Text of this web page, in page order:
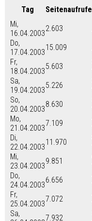
Tag Seitenaufrufe
Mi,
16.04.2003
2.603
Do,
17.04.2003
15.009
Fr,
18.04.2003
5.603
Sa,
19.04.2003
5.226
So,
20.04.2003
8.630
Mo,
21.04.2003
7.109
Di,
22.04.2003
11.970
Mi,
23.04.2003
9.851
Do,
24.04.2003
6.656
Fr,
25.04.2003
7.072
Sa,
7.932